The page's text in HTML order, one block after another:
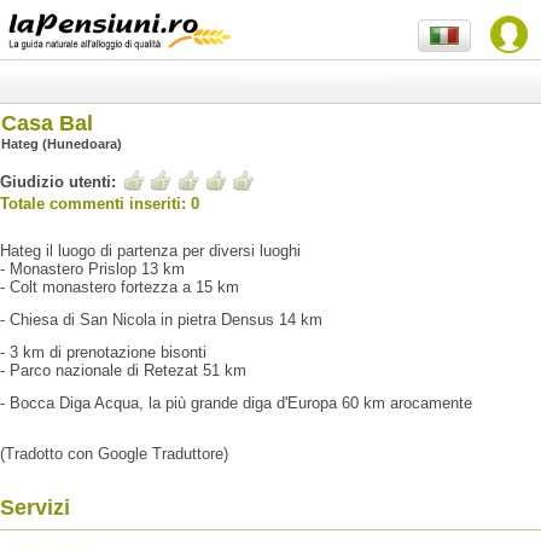
Casa Bal
Hateg (Hunedoara)
Giudizio utenti:
Totale commenti inseriti: 0
Hateg il luogo di partenza per diversi luoghi
- Monastero Prislop 13 km
- Colt monastero fortezza a 15 km
- Chiesa di San Nicola in pietra Densus 14 km
- 3 km di prenotazione bisonti
- Parco nazionale di Retezat 51 km
- Bocca Diga Acqua, la più grande diga d'Europa 60 km arocamente
(Tradotto con Google Traduttore)
Servizi